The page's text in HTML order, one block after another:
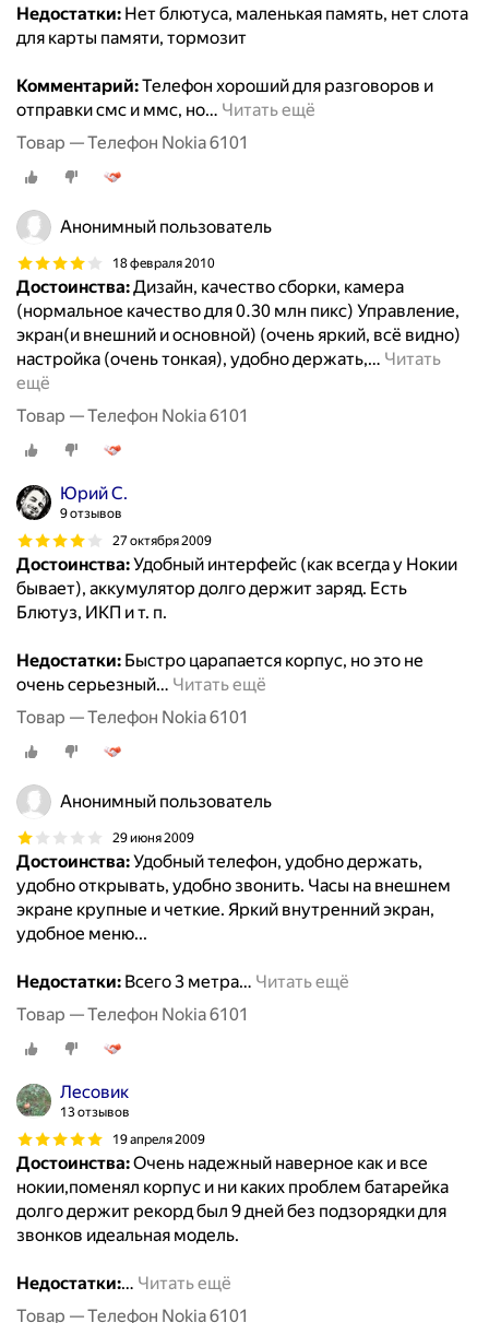
Недостатки: Нет блютуса, маленькая память, нет слота
для карты памяти, тормозит
Комментарий:Телефон хороший для разговоров и
отправки смс и ммс, но… Читать ещё
Товар — Телефон Nokia 6101
Анонимный пользователь
18 февраля 2010
Достоинства:Дизайн, качество сборки, камера
(нормальное качество для 0.30 млн пикс) Управление,
экран(и внешний и основной) (очень яркий, всё видно)
настройка (очень тонкая), удобно держать,… Читать
ещё
Товар — Телефон Nokia 6101
Юрий С.
9 отзывов
27 октября 2009
Достоинства:Удобный интерфейс (как всегда у Нокии
бывает), аккумулятор долго держит заряд. Есть
Блютуз, ИКП и т. п.
Недостатки: Быстро царапается корпус, но это не
очень серьезный… Читать ещё
Товар — Телефон Nokia 6101
Анонимный пользователь
29 июня 2009
Достоинства:Удобный телефон, удобно держать,
удобно открывать, удобно звонить. Часы на внешнем
экране крупные и четкие. Яркий внутренний экран,
удобное меню...
Недостатки: Всего 3 метра… Читать ещё
Товар — Телефон Nokia 6101
Лесовик
13 отзывов
19 апреля 2009
Достоинства:Очень надежный наверное как и все
нокии,поменял корпус и ни каких проблем батарейка
долго держит рекорд был 9 дней без подзорядки для
звонков идеальная модель.
Недостатки:… Читать ещё
Товар — Телефон Nokia 6101